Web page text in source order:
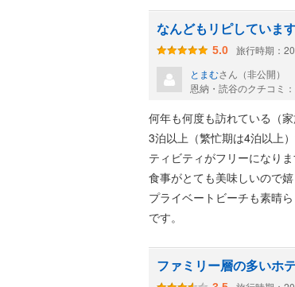
なんどもリピしていま
5.0
旅行時期：
とまむさん（非公開）
恩納・読谷のクチコミ
何年も何度も訪れている（
3泊以上（繁忙期は4泊以上
ティビティがフリーになりま
食事がとても美味しいので嬉
プライベートビーチも素晴
です。
ファミリー層の多いホ